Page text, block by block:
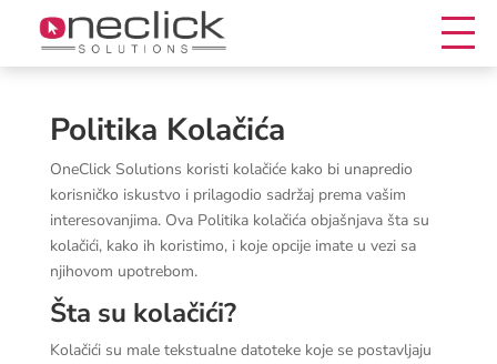
Politika Kolačića
OneClick Solutions koristi kolačiće kako bi unapredio
korisničko iskustvo i prilagodio sadržaj prema vašim
interesovanjima. Ova Politika kolačića objašnjava šta su
kolačići, kako ih koristimo, i koje opcije imate u vezi sa
njihovom upotrebom.
Šta su kolačići?
Kolačići su male tekstualne datoteke koje se postavljaju